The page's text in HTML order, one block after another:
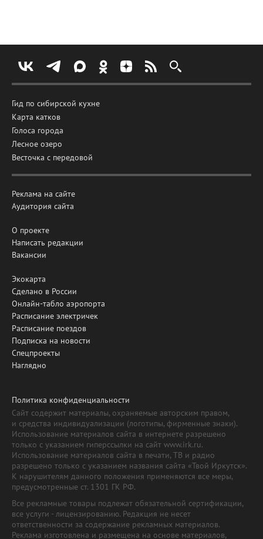
Гид по сибирской кухне
Карта катков
Голоса города
Лесное озеро
Весточка с передовой
Реклама на сайте
Аудитория сайта
О проекте
Написать редакции
Вакансии
Экокарта
Сделано в России
Онлайн-табло аэропорта
Расписание электричек
Расписание поездов
Подписка на новости
Спецпроекты
Наглядно
Политика конфиденциальности
Сайт содержит материалы, охраняемые авторским правом,
и средства индивидуализации (логотипы, фирменные знаки).
Использование материалов сайта в интернете разрешено
только с указанием гиперссылки на сайт www.irk.ru.
Использование материалов сайта в печати, ТВ и радио
разрешено только с указанием названия сайта «Твой Иркутск».
К нарушителям данного положения применяются все меры,
предусмотренные ст. 1301 ГК РФ.
Все рекламные товары подлежат обязательной сертификации,
все услуги - лицензированию. Редакция не несет
ответственности за содержание рекламных материалов.
Реклама изготовлена и размещена на основе материалов,